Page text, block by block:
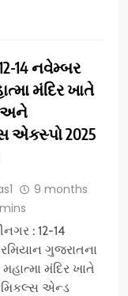
14 નવેમ્બર
મંદિર ખાતે
અને
એક્સ્પો 2025
9 months
: 12-14
ગુજરાતના
મંદિર ખાતે
એન્ડ